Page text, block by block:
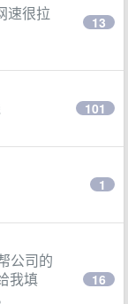
速很拉
13
101
1
公司的
我填
16